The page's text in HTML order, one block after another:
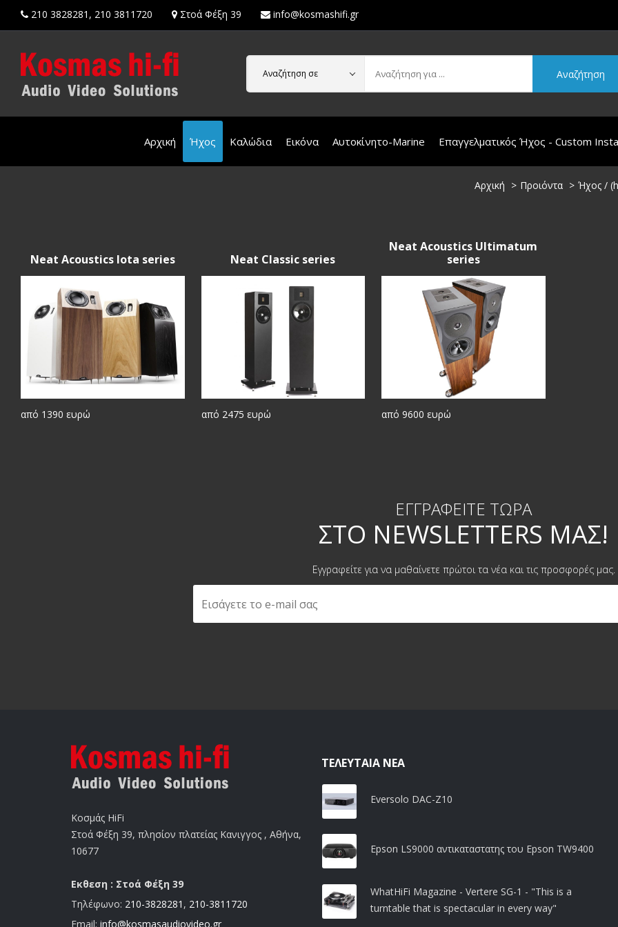
210 3828281 , 210 3811720 Στοά Φέξη 39 info@kosmashifi.gr
Αναζήτηση σε Αναζήτηση
Αρχική Ήχος Καλώδια Εικόνα Αυτοκίνητο-Marine Επαγγελματικός Ήχος - Custom
Αρχική Προιόντα Ήχος /
Neat Acoustics Iota series
από 1390 ευρώ
Neat Classic series
από 2475 ευρώ
Neat Acoustics Ultimatum
series
από 9600 ευρώ
ΕΓΓΡΑΦΕΊΤΕ ΤΏΡΑ
ΣΤΟ NEWSLETTERS ΜΑΣ!
Εγγραφείτε για να μαθαίνετε πρώτοι τα νέα και τις προσφορές μας.
Κοσμάς HiFi
Στοά Φέξη 39, πλησίον πλατείας Κανιγγος , Αθήνα,
10677
Εκθεση : Στοά Φέξη 39
Τηλέφωνο: 210-3828281 , 210-3811720
Email: info@kosmasaudiovideo.gr
ΤΕΛΕΥΤΑΊΑ ΝΈΑ
Eversolo DAC-Z10
Epson LS9000 αντικαταστατης του Epson TW9400
WhatHiFi Magazine - Vertere SG-1 - "This is a
turntable that is spectacular in every way"